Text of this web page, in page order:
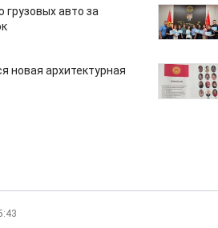
авто за
новая архитектурная